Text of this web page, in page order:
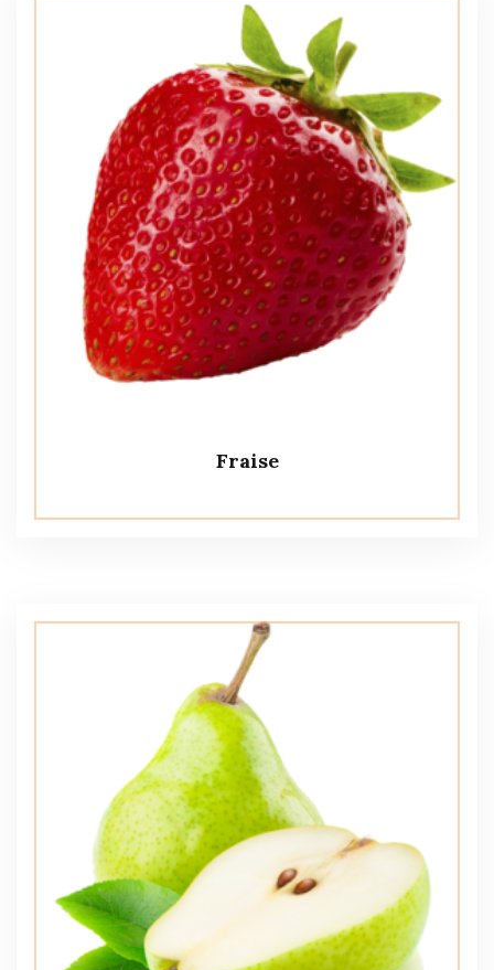
Fraise